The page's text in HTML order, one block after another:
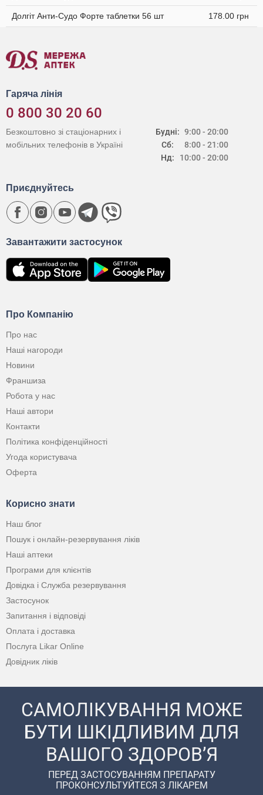
Долгіт Анти-Судо Форте таблетки 56 шт 178.00 грн
Гаряча лінія
0 800 30 20 60
Будні:
Сб:
Нд:
9:00 - 20:00
8:00 - 21:00
10:00 - 20:00
Безкоштовно зі стаціонарних і
мобільних телефонів в Україні
Про Компанію
Про нас
Наші нагороди
Новини
Франшиза
Робота у нас
Наші автори
Контакти
Політика конфіденційності
Угода користувача
Оферта
Корисно знати
Наш блог
Пошук і онлайн-резервування ліків
Наші аптеки
Програми для клієнтів
Довідка і Служба резервування
Застосунок
Запитання і відповіді
Оплата і доставка
Послуга Likar Online
Довідник ліків
Завантажити застосунок
Приєднуйтесь
САМОЛІКУВАННЯ МОЖЕ
БУТИ ШКІДЛИВИМ ДЛЯ
ВАШОГО ЗДОРОВ’Я
ПЕРЕД ЗАСТОСУВАННЯМ ПРЕПАРАТУ
ПРОКОНСУЛЬТУЙТЕСЯ З ЛІКАРЕМ